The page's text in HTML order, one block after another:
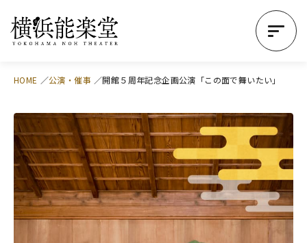
HOME 公演・催事 開館５周年記念企画公演「この面で舞いたい」